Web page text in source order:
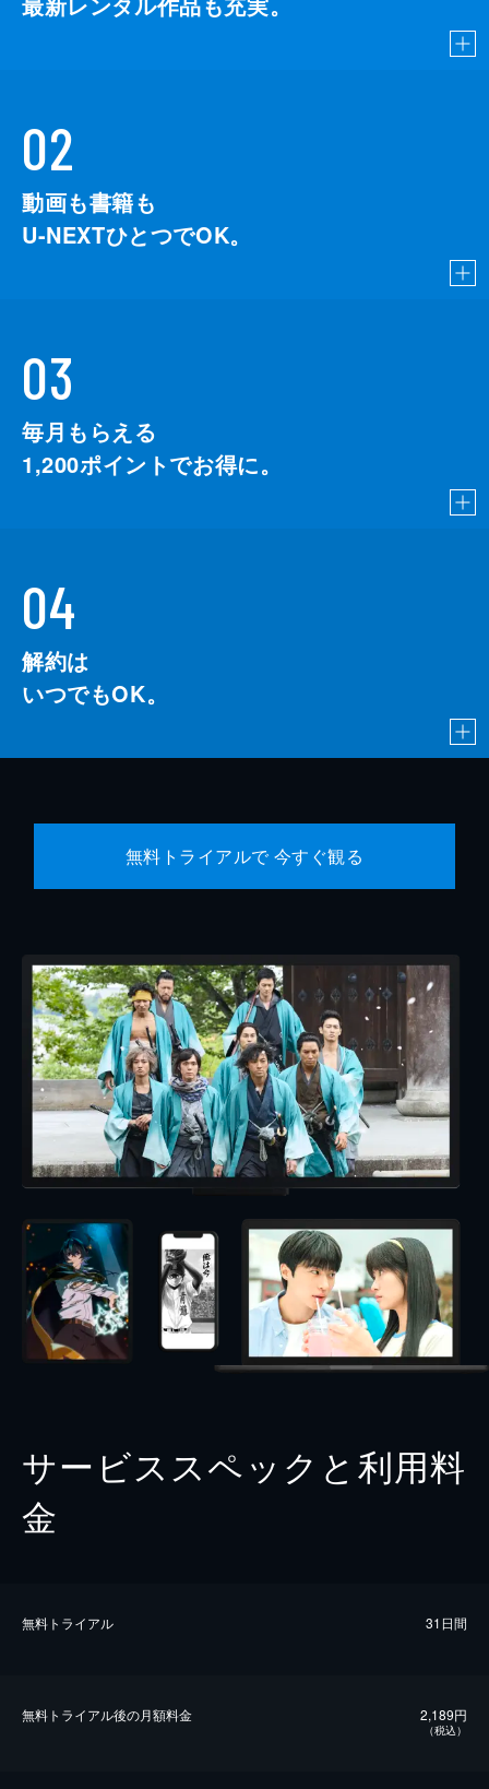
02
動画も書籍も
U-NEXTひとつでOK。
03
毎月もらえる
1,200ポイントでお得に。
04
解約は
いつでもOK。
無料トライアルで 今すぐ観る
サービススペックと利用料
金
無料トライアル 31日間
無料トライアル後の⽉額料金 2,189円
（税込）